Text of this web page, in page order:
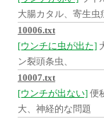
大腸カタル、寄生
10006.txt
[ウンチに虫が出た]
ン裂頭条虫、
10007.txt
[ウンチが出ない] 便
大、神経的な問題